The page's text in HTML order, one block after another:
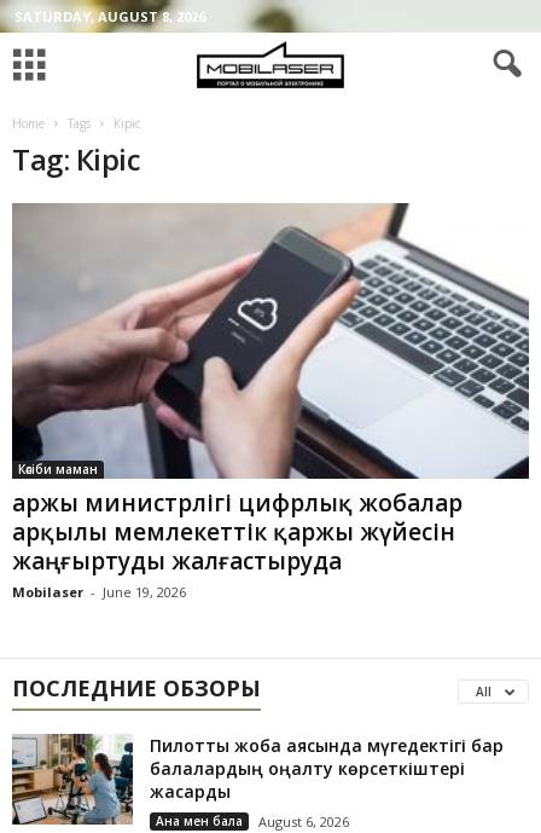
SATURDAY, AUGUST 8, 2026
Home Tags Кіріс
Tag: Кіріс
Кәсіби маман
Қаржы министрлігі цифрлық жобалар
арқылы мемлекеттік қаржы жүйесін
жаңғыртуды жалғастыруда
Mobilaser - June 19, 2026
ПОСЛЕДНИЕ ОБЗОРЫ All
Пилоттық жоба аясында мүгедектігі бар
балалардың оңалту көрсеткіштері
жақсарды
Ана мен бала August 6, 2026